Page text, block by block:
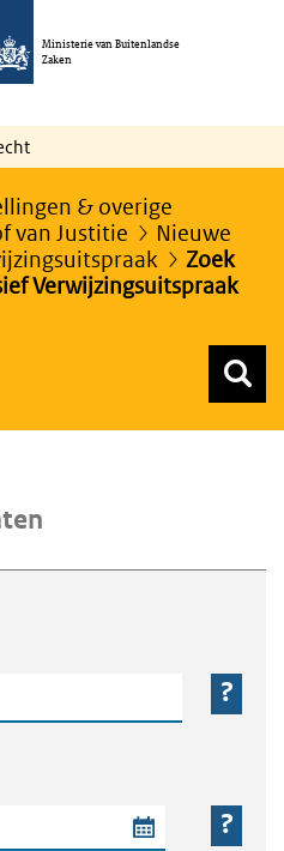
Ministerie van Buitenlandse
Zaken
& overige
van Justitie
Nieuwe
Zoek
Verwijzingsuitspraak